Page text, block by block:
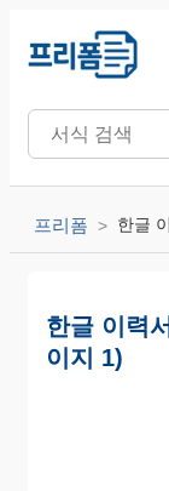
프리폼 한글
한글 이력
이지 1)